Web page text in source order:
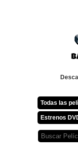
Todas las
Estrenos